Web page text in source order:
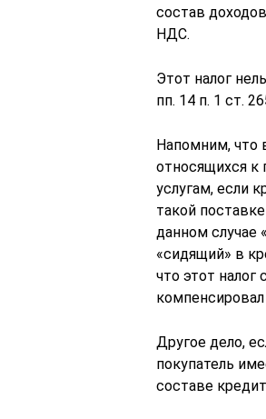
состав
НДС.
Этот налог
пп. 14 п. 1 ст.
Напомним, что
относящихся к
услугам, если
такой
данном случае
«сидящий» в
что этот налог
Другое дело,
покупатель
составе